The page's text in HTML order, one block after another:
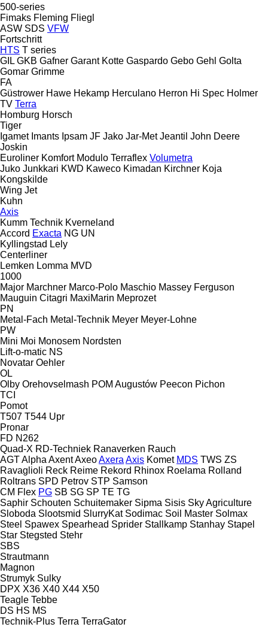
500-series
Fimaks Fleming Fliegl
ASW SDS VFW
Fortschritt
HTS T series
GIL GKB Gafner Garant Kotte Gaspardo Gebo Gehl Golta
Gomar Grimme
FA
Güstrower Hawe Hekamp Herculano Herron Hi Spec Holmer
TV Terra
Homburg Horsch
Tiger
Igamet Imants Ipsam JF Jako Jar-Met Jeantil John Deere
Joskin
Euroliner Komfort Modulo Terraflex Volumetra
Juko Junkkari KWD Kaweco Kimadan Kirchner Koja
Kongskilde
Wing Jet
Kuhn
Axis
Kumm Technik Kverneland
Accord Exacta NG UN
Kyllingstad Lely
Centerliner
Lemken Lomma MVD
1000
Major Marchner Marco-Polo Maschio Massey Ferguson
Mauguin Citagri MaxiMarin Meprozet
PN
Metal-Fach Metal-Technik Meyer Meyer-Lohne
PW
Mini Moi Monosem Nordsten
Lift-o-matic NS
Novatar Oehler
OL
Olby Orehovselmash POM Augustów Peecon Pichon
TCI
Pomot
T507 T544 Upr
Pronar
FD N262
Quad-X RD-Techniek Ranaverken Rauch
AGTAlpha AxentAxeoAxera Axis Komet MDS TWS ZS
Ravaglioli Reck Reime Rekord Rhinox Roelama Rolland
Roltrans SPD Petrov STP Samson
CM Flex PG SB SG SP TE TG
Saphir Schouten Schuitemaker Sipma Sisis Sky Agriculture
Sloboda Slootsmid SlurryKat Sodimac Soil Master Solmax
Steel Spawex Spearhead Sprider Stallkamp Stanhay Stapel
Star Stegsted Stehr
SBS
Strautmann
Magnon
Strumyk Sulky
DPX X36 X40 X44 X50
Teagle Tebbe
DS HS MS
Technik-Plus Terra TerraGator